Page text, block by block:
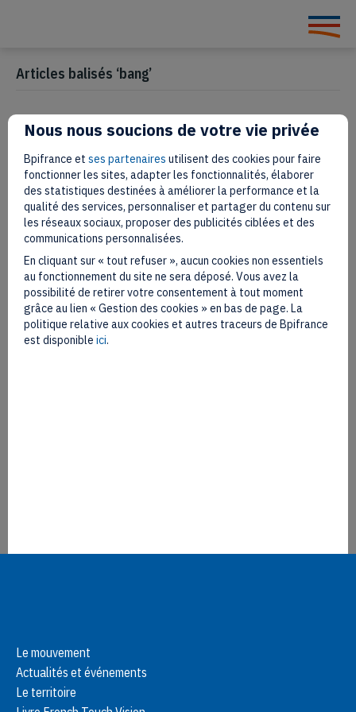
Articles balisés ‘bang’
Big 2022 : vivez l’expérience en
direct
6 octobre 2022
Le mouvement
Actualités et événements
Le territoire
Nous nous soucions de votre vie privée
Bpifrance et ses partenaires utilisent des cookies pour faire
fonctionner les sites, adapter les fonctionnalités, élaborer
des statistiques destinées à améliorer la performance et la
qualité des services, personnaliser et partager du contenu sur
les réseaux sociaux, proposer des publicités ciblées et des
communications personnalisées.
En cliquant sur « tout refuser », aucun cookies non essentiels
au fonctionnement du site ne sera déposé. Vous avez la
possibilité de retirer votre consentement à tout moment
grâce au lien « Gestion des cookies » en bas de page. La
politique relative aux cookies et autres traceurs de Bpifrance
est disponible ici.